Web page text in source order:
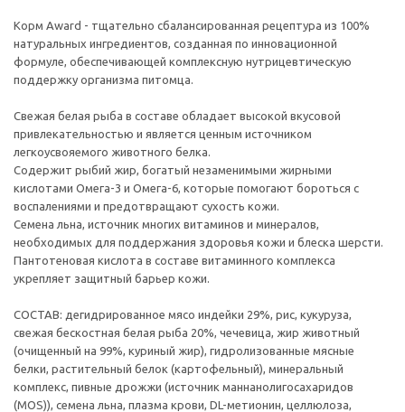
Корм Award - тщательно сбалансированная рецептура из 100%
натуральных ингредиентов, созданная по инновационной
формуле, обеспечивающей комплексную нутрицевтическую
поддержку организма питомца.
Свежая белая рыба в составе обладает высокой вкусовой
привлекательностью и является ценным источником
легкоусвояемого животного белка.
Содержит рыбий жир, богатый незаменимыми жирными
кислотами Омега-3 и Омега-6, которые помогают бороться с
воспалениями и предотвращают сухость кожи.
Семена льна, источник многих витаминов и минералов,
необходимых для поддержания здоровья кожи и блеска шерсти.
Пантотеновая кислота в составе витаминного комплекса
укрепляет защитный барьер кожи.
СОСТАВ: дегидрированное мясо индейки 29%, рис, кукуруза,
свежая бескостная белая рыба 20%, чечевица, жир животный
(очищенный на 99%, куриный жир), гидролизованные мясные
белки, растительный белок (картофельный), минеральный
комплекс, пивные дрожжи (источник маннанолигосахаридов
(MOS)), семена льна, плазма крови, DL-метионин, целлюлоза,